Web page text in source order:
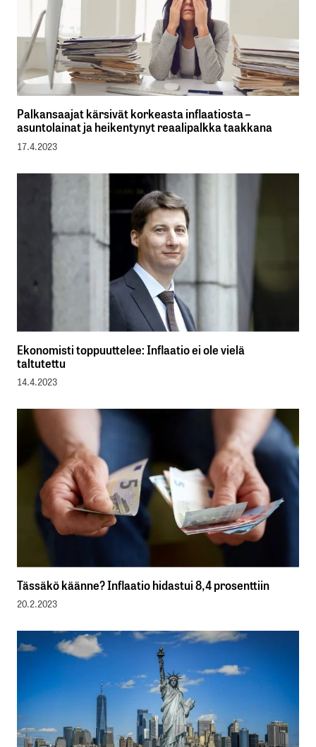
Palkansaajat kärsivät korkeasta inflaatiosta –
asuntolainat ja heikentynyt reaalipalkka taakkana
17.4.2023
Ekonomisti toppuuttelee: Inflaatio ei ole vielä
taltutettu
14.4.2023
Tässäkö käänne? Inflaatio hidastui 8,4 prosenttiin
20.2.2023